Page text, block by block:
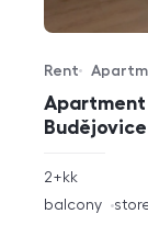
Apartment
Offer type
Rent
Property type
rozměry
disposition
2+kk
funkce
balcony